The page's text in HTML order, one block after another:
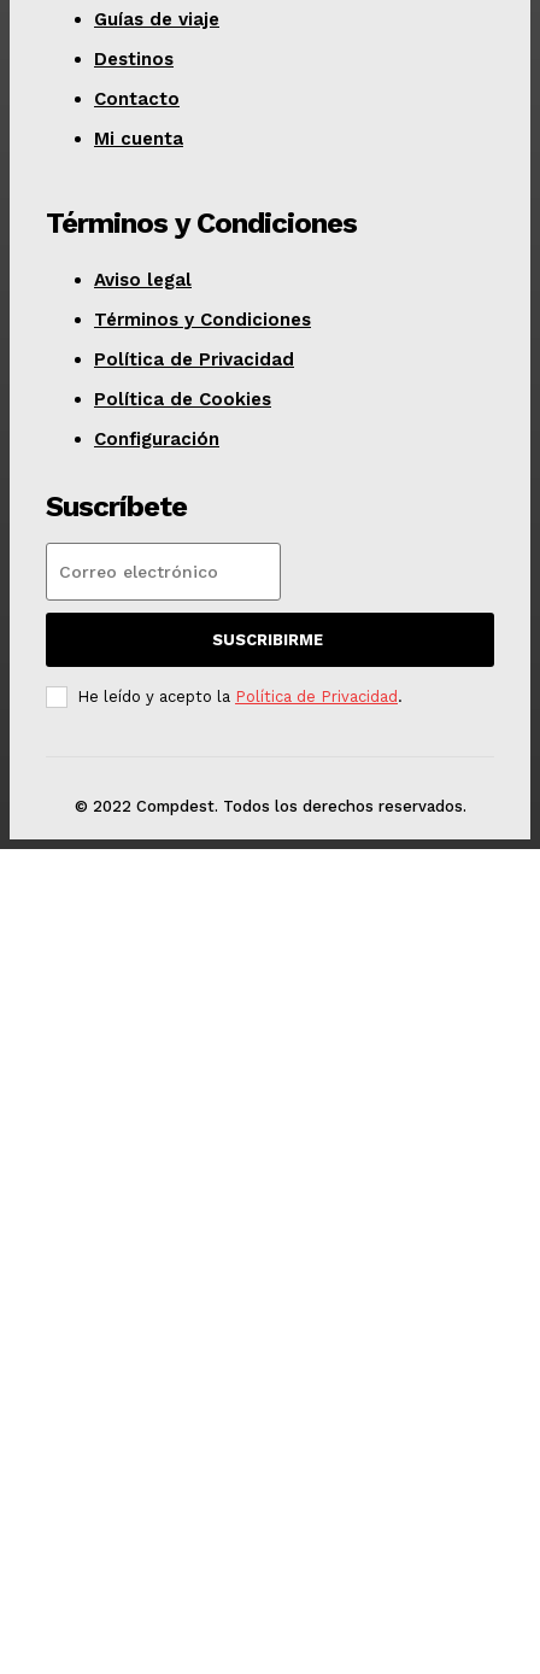
Guías de viaje
Destinos
Contacto
Mi cuenta
Términos y Condiciones
Aviso legal
Términos y Condiciones
Política de Privacidad
Política de Cookies
Configuración
Suscríbete
SUSCRIBIRME
He leído y acepto la Política de Privacidad .
© 2022 Compdest. Todos los derechos reservados.